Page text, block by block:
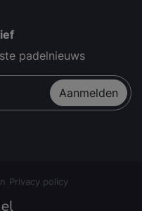
padelnieuws
Aanmelden
Privacy policy